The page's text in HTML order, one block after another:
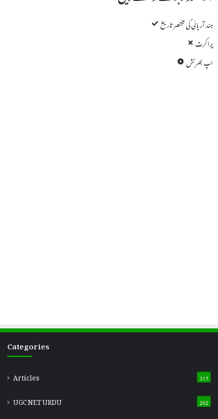
ہند آریائی کی مختصر تاریخ
پراکرت
اپ بھرنش
Categories
Articles 317
UGC NET URDU 202